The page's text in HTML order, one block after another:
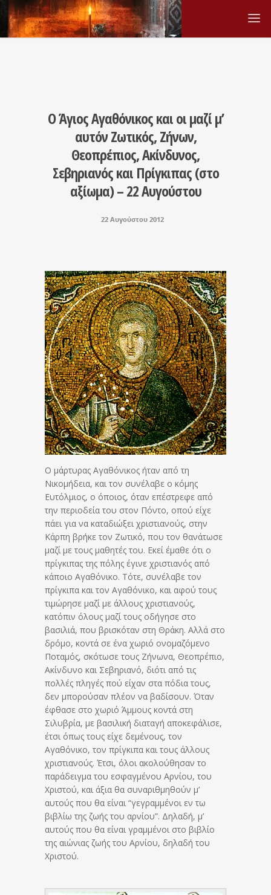
Ο Άγιος Αγαθόνικος και οι μαζί μ’
αυτόν Ζωτικός, Ζήνων,
Θεοπρέπιος, Ακίνδυνος,
Σεβηριανός και Πρίγκιπας (στο
αξίωμα) – 22 Αυγούστου
22 Αυγούστου 2012
Ο μάρτυρας Αγαθόνικος ήταν από τη
Νικομήδεια, και τον συνέλαβε ο κόμης
Ευτόλμιος, ο όποιος, όταν επέστρεφε από
την περιοδεία του στον Πόντο, οπού είχε
πάει για να καταδιώξει χριστιανούς, στην
Κάρπη βρήκε τον Ζωτικό, που τον θανάτωσε
μαζί με τους μαθητές του. Εκεί έμαθε ότι ο
πρίγκιπας της πόλης έγινε χριστιανός από
κάποιο Αγαθόνικο. Τότε, συνέλαβε τον
πρίγκιπα και τον Αγαθόνικο, και αφού τους
τιμώρησε μαζί με άλλους χριστιανούς,
κατόπιν όλους μαζί τους οδήγησε στο
βασιλιά, που βρισκόταν στη Θράκη. Αλλά στο
δρόμο, κοντά σε ένα χωριό ονομαζόμενο
Ποταμός, σκότωσε τους Ζήνωνα, Θεοπρέπιο,
Ακίνδυνο και Σεβηριανό, διότι από τις
πολλές πληγές πού είχαν στα πόδια τους,
δεν μπορούσαν πλέον να βαδίσουν. Όταν
έφθασε στο χωριό Άμμους κοντά στη
Σιλυβρία, με βασιλική διαταγή αποκεφάλισε,
έτσι όπως τους είχε δεμένους, τον
Αγαθόνικο, τον πρίγκιπα και τους άλλους
χριστιανούς. Έτσι, όλοι ακολούθησαν το
παράδειγμα του εσφαγμένου Αρνίου, του
Χριστού, και άξια θα συναριθμηθούν μ’
αυτούς που θα είναι “γεγραμμένοι εν τω
βιβλίω της ζωής του αρνίου”. Δηλαδή, μ’
αυτούς που θα είναι γραμμένοι στο βιβλίο
της αιώνιας ζωής του Αρνίου, δηλαδή του
Χριστού.